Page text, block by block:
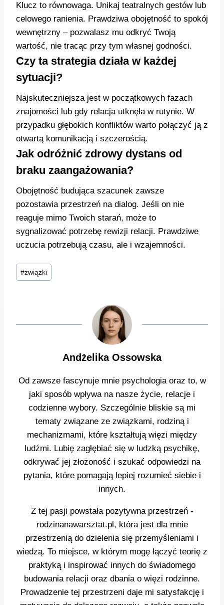
Klucz to równowaga. Unikaj teatralnych gestów lub
celowego ranienia. Prawdziwa obojętność to spokój
wewnętrzny – pozwalasz mu odkryć Twoją
wartość, nie tracąc przy tym własnej godności.
Czy ta strategia działa w każdej
sytuacji?
Najskuteczniejsza jest w początkowych fazach
znajomości lub gdy relacja utknęła w rutynie. W
przypadku głębokich konfliktów warto połączyć ją z
otwartą komunikacją i szczerością.
Jak odróżnić zdrowy dystans od
braku zaangażowania?
Obojętność budująca szacunek zawsze
pozostawia przestrzeń na dialog. Jeśli on nie
reaguje mimo Twoich starań, może to
sygnalizować potrzebę rewizji relacji. Prawdziwe
uczucia potrzebują czasu, ale i wzajemności.
Tagi
wpisu:
#związki
Andżelika Ossowska
Od zawsze fascynuje mnie psychologia oraz to, w
jaki sposób wpływa na nasze życie, relacje i
codzienne wybory. Szczególnie bliskie są mi
tematy związane ze związkami, rodziną i
mechanizmami, które kształtują więzi między
ludźmi. Lubię zagłębiać się w ludzką psychikę,
odkrywać jej złożoność i szukać odpowiedzi na
pytania, które pomagają lepiej rozumieć siebie i
innych.
Z tej pasji powstała pozytywna przestrzeń -
rodzinanawarsztat.pl, która jest dla mnie
przestrzenią do dzielenia się przemyśleniami i
wiedzą. To miejsce, w którym mogę łączyć teorię z
praktyką i inspirować innych do świadomego
budowania relacji oraz dbania o więzi rodzinne.
Prowadzenie tej przestrzeni daje mi satysfakcję i